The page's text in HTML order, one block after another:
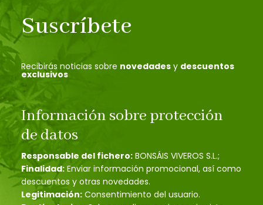
Suscríbete
Recibirás noticias sobre novedades y descuentos
exclusivos
Información sobre protección
de datos
Responsable del fichero: BONSÁIS VIVEROS S.L.;
Finalidad: Enviar información promocional, así como
descuentos y otras novedades.
Legitimación: Consentimiento del usuario.